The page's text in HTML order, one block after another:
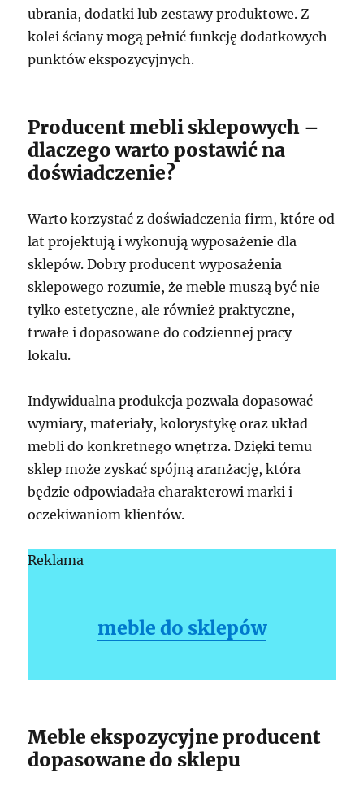
ubrania, dodatki lub zestawy produktowe. Z
kolei ściany mogą pełnić funkcję dodatkowych
punktów ekspozycyjnych.
Producent mebli sklepowych –
dlaczego warto postawić na
doświadczenie?
Warto korzystać z doświadczenia firm, które od
lat projektują i wykonują wyposażenie dla
sklepów. Dobry producent wyposażenia
sklepowego rozumie, że meble muszą być nie
tylko estetyczne, ale również praktyczne,
trwałe i dopasowane do codziennej pracy
lokalu.
Indywidualna produkcja pozwala dopasować
wymiary, materiały, kolorystykę oraz układ
mebli do konkretnego wnętrza. Dzięki temu
sklep może zyskać spójną aranżację, która
będzie odpowiadała charakterowi marki i
oczekiwaniom klientów.
Reklama
meble do sklepów
Meble ekspozycyjne producent
dopasowane do sklepu